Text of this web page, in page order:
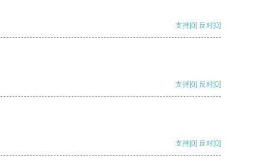
支持[0] 反对[0]
支持[0] 反对[0]
支持[0] 反对[0]